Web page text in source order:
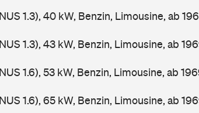
1.3), 40 kW, Benzin, Limousine, ab
1.3), 43 kW, Benzin, Limousine, ab
1.6), 53 kW, Benzin, Limousine, ab
1.6), 65 kW, Benzin, Limousine, ab